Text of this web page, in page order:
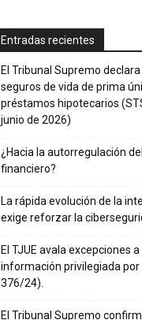
Entradas recientes
El Tribunal Supremo
seguros de vida de prima
préstamos hipotecarios
junio de 2026)
¿Hacia la autorregulación
financiero?
La rápida evolución de la
exige reforzar la
El TJUE avala excepciones
información privilegiada por
376/24).
El Tribunal Supremo